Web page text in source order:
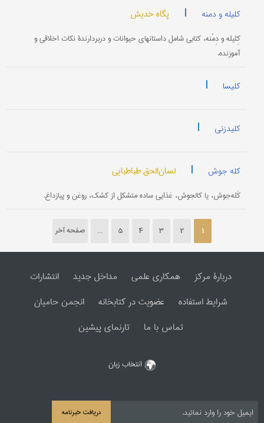
کلیله و دمنه | پگاه خدیش
کِلیله و دِمْنه، کتابی شامل داستانهای حیوانات و دربردارندۀ نکات اخلاقی و
آموزنده.
کلیسا |
کلیدزنی |
کله جوش | لسان‌الحق طباطبایی
کَله‌جوش، یا کالجوش، غذایی ساده متشکل از کشک، روغن و پیازداغ.
1
2
3
4
5
... صفحه آخر
دربارۀ مرکز همکاری علمی مداخل جدید
انتشارات
شرایط استفاده
عضویت در کتابخانه
انجمن حامیان
تماس با ما
تارنمای پیشین
انتخاب زبان
دریافت خبرنامه